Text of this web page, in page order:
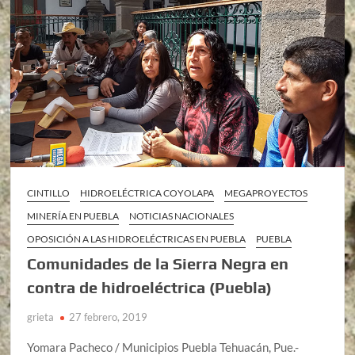
CINTILLO HIDROELÉCTRICA COYOLAPA
MEGAPROYECTOS
MINERÍA EN PUEBLA
NOTICIAS NACIONALES
OPOSICIÓN A LAS HIDROELÉCTRICAS EN PUEBLA
PUEBLA
Comunidades de la Sierra Negra en
contra de hidroeléctrica (Puebla)
grieta 27 febrero, 2019
Yomara Pacheco / Municipios Puebla Tehuacán, Pue.-